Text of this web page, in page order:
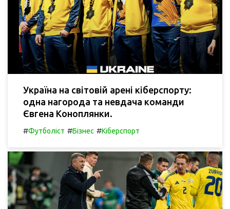
Україна на світовій арені кіберспорту:
одна нагорода та невдача команди
Євгена Коноплянки.
#Футболіст #Бізнес #Кіберспорт